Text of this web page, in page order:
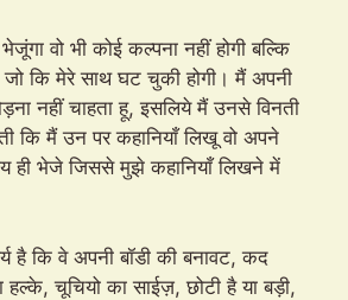
वो भी कोई कल्पना नहीं होगी बल्कि
जो कि मेरे साथ घट चुकी होगी। मैं अपनी
नहीं चाहता हू, इसलिये मैं उनसे विनती
कि मैं उन पर कहानियाँ लिखू वो अपने
ही भेजे जिससे मुझे कहानियाँ लिखने में
है कि वे अपनी बॉडी की बनावट, कद
हल्के, चूचियो का साईज़, छोटी है या बड़ी,